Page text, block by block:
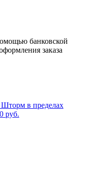
банковской
заказа
в пределах
руб.